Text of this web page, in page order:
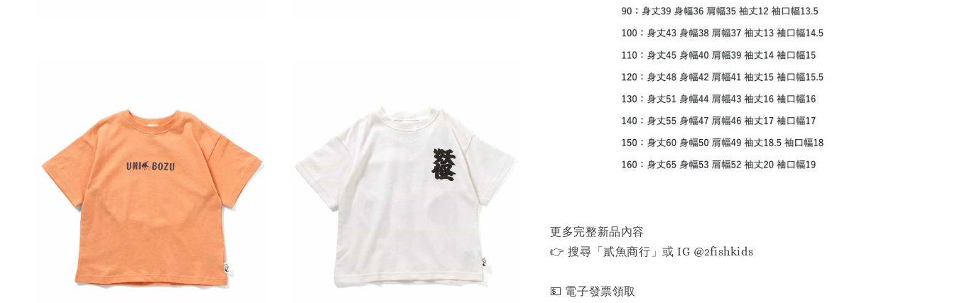
更多完整新品內容
👉 搜尋「貳魚商行」或 IG @2fishkids
💵 電子發票領取